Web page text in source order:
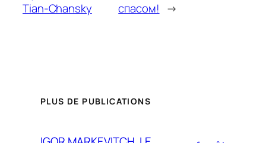
Tian-Chansky
спасом! →
PLUS DE PUBLICATIONS